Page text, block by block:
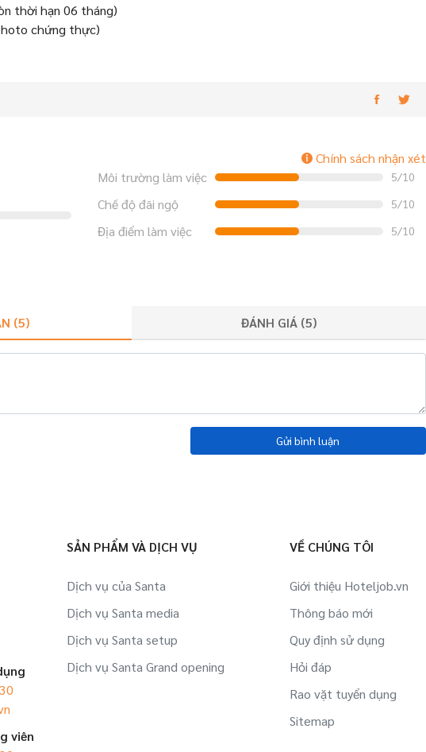
thời hạn 06 tháng)
chứng thực)
Chính sách nhận xét
Môi trường làm việc
5/10
Chế độ đãi ngộ 5/10
Địa điểm làm việc 5/10
(5) ĐÁNH GIÁ (5)
Gửi bình luận
viên
SẢN PHẨM VÀ DỊCH VỤ
Dịch vụ của Santa
Dịch vụ Santa media
Dịch vụ Santa setup
Dịch vụ Santa Grand opening
VỀ CHÚNG TÔI
Giới thiệu Hoteljob.vn
Thông báo mới
Quy định sử dụng
Hỏi đáp
Rao vặt tuyển dụng
Sitemap